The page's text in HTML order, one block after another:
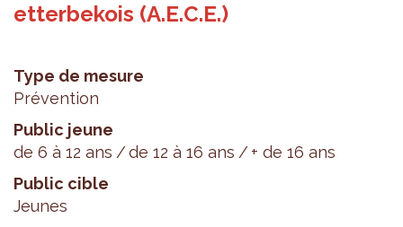
etterbekois (A.E.C.E.)
Type de mesure
Prévention
Public jeune
de 6 à 12 ans
de 12 à 16 ans
+ de 16 ans
Public cible
Jeunes